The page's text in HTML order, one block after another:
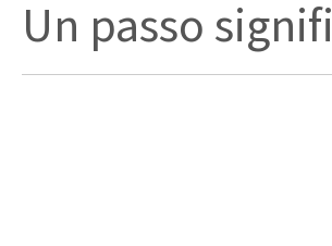
Un passo